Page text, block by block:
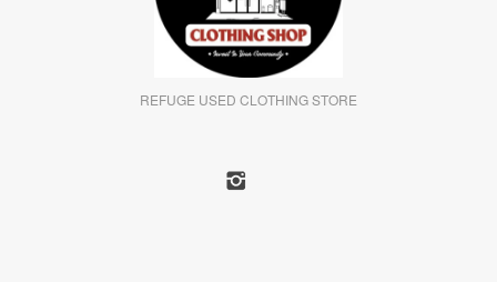
REFUGE USED CLOTHING STORE